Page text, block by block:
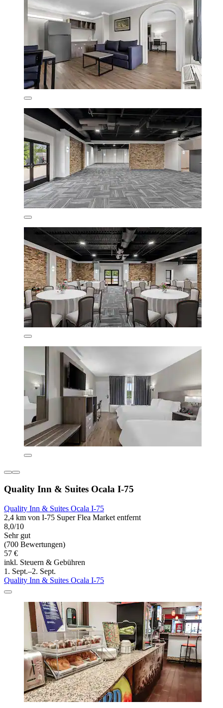
Quality Inn & Suites Ocala I-75
Quality Inn & Suites Ocala I-75
2,4 km von I-75 Super Flea Market entfernt
8,0/10
Sehr gut
(700 Bewertungen)
57 €
inkl. Steuern & Gebühren
1. Sept.–2. Sept.
Quality Inn & Suites Ocala I-75